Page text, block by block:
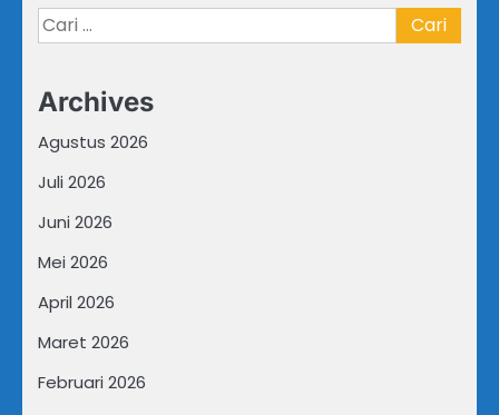
Cari
untuk:
Archives
Agustus 2026
Juli 2026
Juni 2026
Mei 2026
April 2026
Maret 2026
Februari 2026